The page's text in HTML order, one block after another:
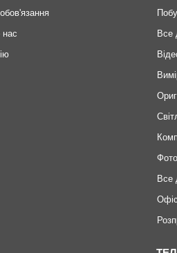
нас
Все
Все